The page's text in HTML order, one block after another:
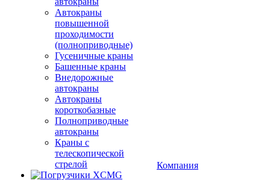
Автокраны
повышенной
проходимости
(полноприводные)
Гусеничные краны
Башенные краны
Внедорожные
автокраны
Автокраны
короткобазные
Полноприводные
автокраны
Краны с
телескопической
стрелой
Компания